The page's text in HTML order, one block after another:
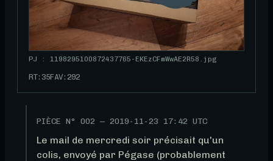
PJ : 1198295100872437765-EKEzCFmWwAE2R58.jpg
RT: 35FAV: 292
PIÈCE N°002 —2019-11-23 17:42 UTC
Le mail de mercredi soir précisait qu'un
colis, envoyé par Pégase (probablement